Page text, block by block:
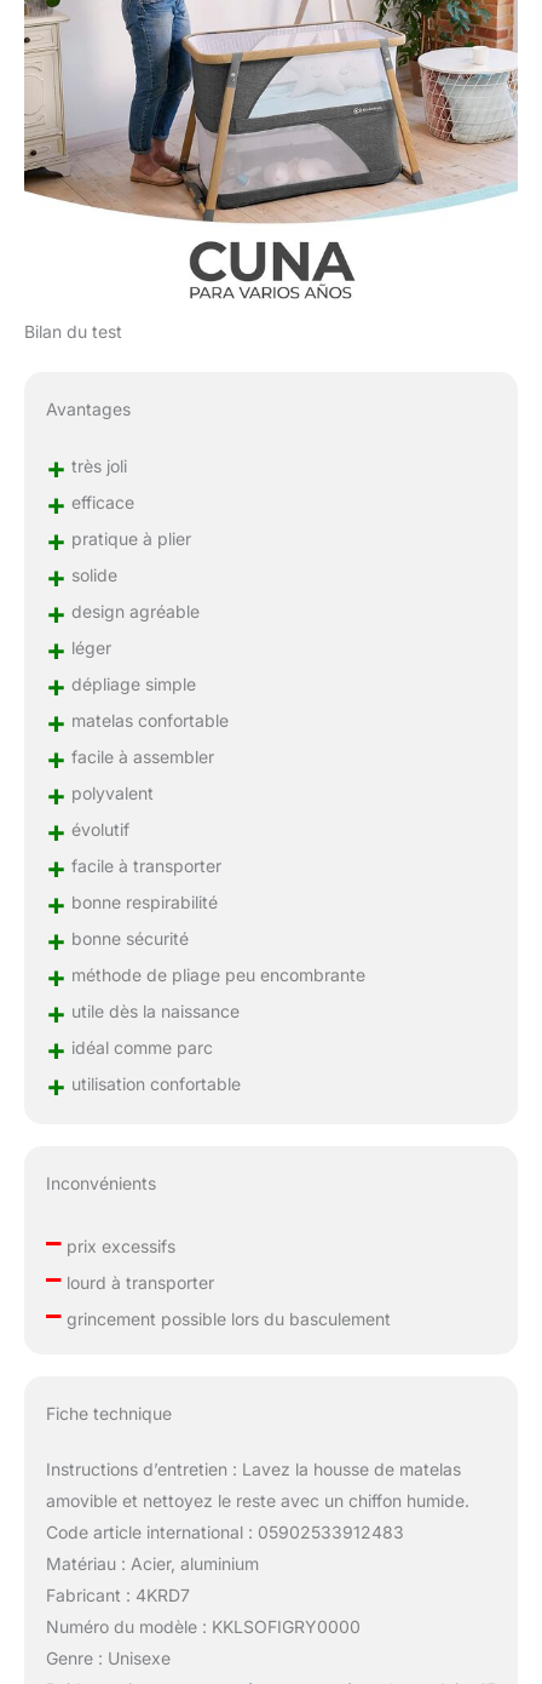
Bilan du test
Avantages
+ très joli
+ efficace
+ pratique à plier
+ solide
+ design agréable
+ léger
+ dépliage simple
+ matelas confortable
+ facile à assembler
+ polyvalent
+ évolutif
+ facile à transporter
+ bonne respirabilité
+ bonne sécurité
+ méthode de pliage peu encombrante
+ utile dès la naissance
+ idéal comme parc
+ utilisation confortable
Inconvénients
–prix excessifs
–lourd à transporter
–grincement possible lors du basculement
Fiche technique
Instructions d’entretien : Lavez la housse de matelas
amovible et nettoyez le reste avec un chiffon humide.
Code article international : 05902533912483
Matériau : Acier, aluminium
Fabricant : 4KRD7
Numéro du modèle : KKLSOFIGRY0000
Genre : Unisexe